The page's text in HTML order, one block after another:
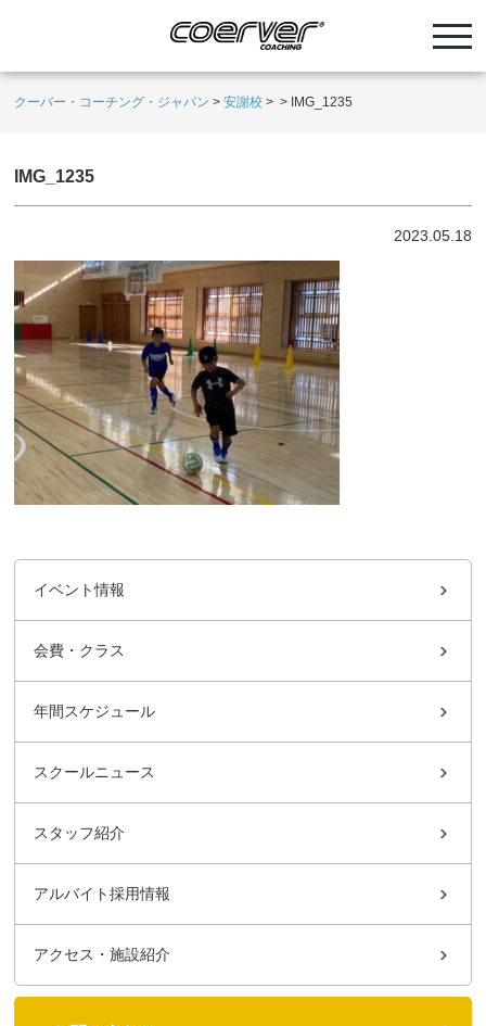
クーバー・コーチング・ジャパン >安謝校 > > IMG_1235
IMG_1235
2023.05.18
イベント情報
会費・クラス
年間スケジュール
スクールニュース
スタッフ紹介
アルバイト採用情報
アクセス・施設紹介